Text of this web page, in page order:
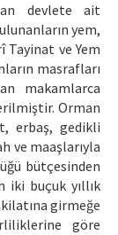
devlete ait
yem,
Tayinat ve Yem
masrafları
makamlarca
Orman
erbaş, gedikli
ve maaşlarıyla
bütçesinden
iki buçuk yıllık
girmeğe
göre